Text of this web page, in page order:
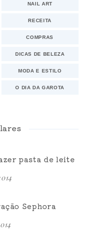
NAIL ART
RECEITA
COMPRAS
DICAS DE BELEZA
MODA E ESTILO
O DIA DA GAROTA
pasta de leite
Sephora